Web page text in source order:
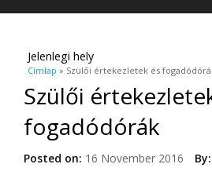
Jelenlegi hely
Címlap » Szülői értekezletek és
Szülői
fogadódórák
Posted on: 16 November 2016 By: